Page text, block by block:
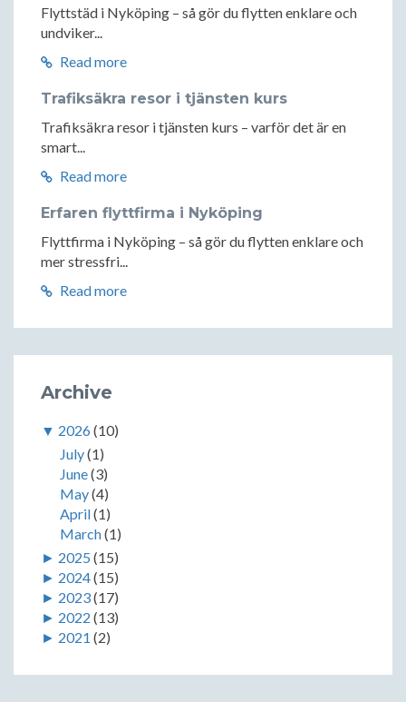
Flyttstäd i Nyköping – så gör du flytten enklare och
undviker...
Read more
Trafiksäkra resor i tjänsten kurs
Trafiksäkra resor i tjänsten kurs – varför det är en
smart...
Read more
Erfaren flyttfirma i Nyköping
Flyttfirma i Nyköping – så gör du flytten enklare och
mer stressfri...
Read more
Archive
▼ 2026(10)
July(1)
June(3)
May(4)
April(1)
March(1)
► 2025 (15)
► 2024(15)
► 2023(17)
► 2022 (13)
► 2021 (2)